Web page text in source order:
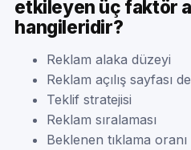
etkileyen üç faktör
hangileridir?
Reklam alaka düzeyi
Reklam açılış sayfası
Teklif stratejisi
Reklam sıralaması
Beklenen tıklama oranı